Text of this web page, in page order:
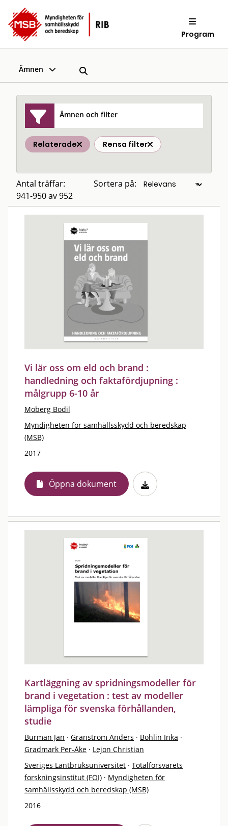
Program
Ämnen
Ämnen och filter
Relaterade Rensa filter
Antal träffar:
941-950 av 952
Sortera på:
Vi lär oss om eld och brand :
handledning och faktafördjupning :
målgrupp 6-10 år
Moberg Bodil
Myndigheten för samhällsskydd och beredskap
(MSB)
2017
Öppna dokument
Kartläggning av spridningsmodeller för
brand i vegetation : test av modeller
lämpliga för svenska förhållanden,
studie
Burman Jan · Granström Anders · Bohlin Inka ·
Gradmark Per-Åke · Lejon Christian
Sveriges Lantbruksuniversitet · Totalförsvarets
forskningsinstitut (FOI) · Myndigheten för
samhällsskydd och beredskap (MSB)
2016